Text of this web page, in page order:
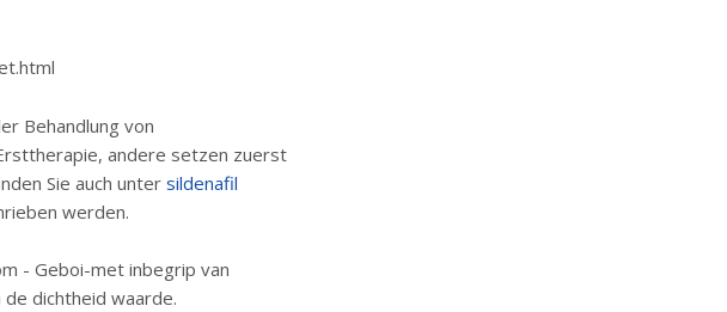
Behandlung von
andere setzen zuerst
Sie auch untersildenafil
werden.
- Geboi-met inbegrip van
dichtheid waarde.